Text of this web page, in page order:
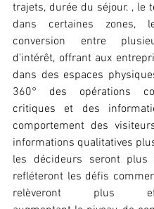
trajets, durée du séjour. , le
dans certaines zones,
conversion entre
d'intérêt, offrant aux
dans des espaces
360° des opérations
critiques et des
comportement des
informations qualitatives
les décideurs seront plus
refléteront les défis
relèveront plus